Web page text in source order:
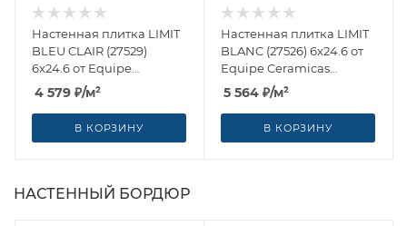
Настенная плитка LIMIT
BLEU CLAIR (27529)
6x24.6 от Equipe
Ceramicas (Испания)
4 579 ₽/м²
В КОРЗИНУ
Настенная плитка LIMIT
BLANC (27526) 6x24.6 от
Equipe Ceramicas
(Испания)
5 564 ₽/м²
В КОРЗИНУ
НАСТЕННЫЙ БОРДЮР